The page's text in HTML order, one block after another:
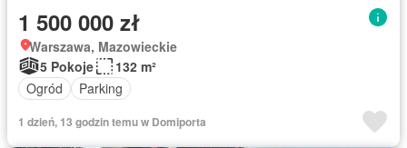
1 500 000 zł
Warszawa, Mazowieckie
5 Pokoje
132 m²
Ogród
Parking
1 dzień, 13 godzin temu w Domiporta